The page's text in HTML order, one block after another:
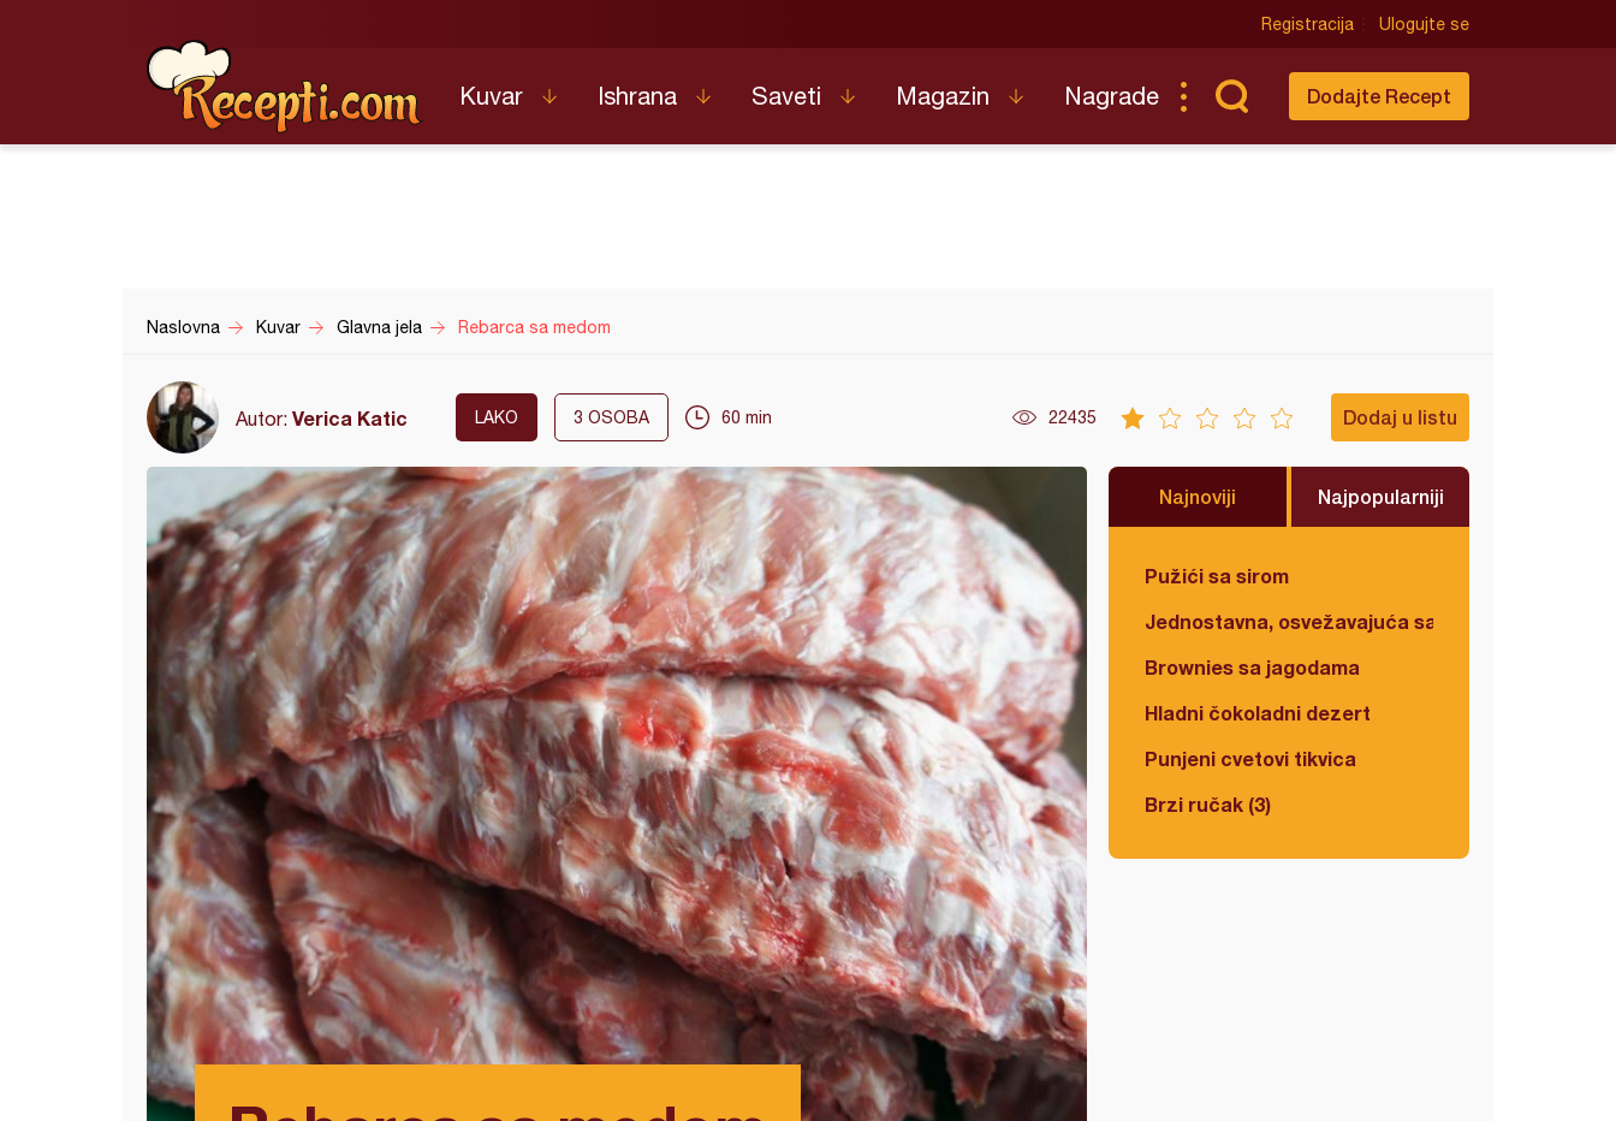
Registracija Ulogujte se
Kuvar Ishrana Saveti Magazin Nagrade Dodajte Recept
Naslovna Kuvar Glavna jela Rebarca sa medom
Autor: Verica Katic LAKO 3 OSOBA 60 min 22435 Dodaj u listu
Najnoviji Najpopularniji
Pužići sa sirom
Jednostavna, osvežavajuća salata
Brownies sa jagodama
Hladni čokoladni dezert
Punjeni cvetovi tikvica
Brzi ručak (3)